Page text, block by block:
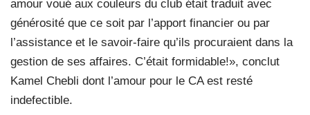
amour voué aux couleurs du club était traduit avec
générosité que ce soit par l’apport financier ou par
l’assistance et le savoir-faire qu’ils procuraient dans la
gestion de ses affaires. C’était formidable!», conclut
Kamel Chebli dont l’amour pour le CA est resté
indefectible.